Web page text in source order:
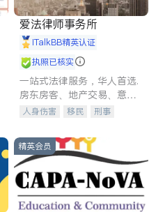
爱法律师事务所
iTalkBB精英认证
执照已核实
一站式法律服务，华人首选.
房东房客、地产交易、意外
伤害、车祸重伤、商业诉
建筑合同、刑事案件全包办
人身伤害 移民
刑事
信托/遗嘱
商业
索赔
律师-其它 保释
精英会员